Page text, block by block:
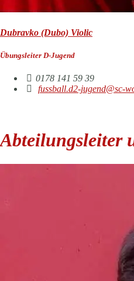
Dubravko (Dubo) Violic
Übungsleiter D-Jugend
0178 141 59 39
fussball.d2-jugend@sc-
Abteilungsleiter